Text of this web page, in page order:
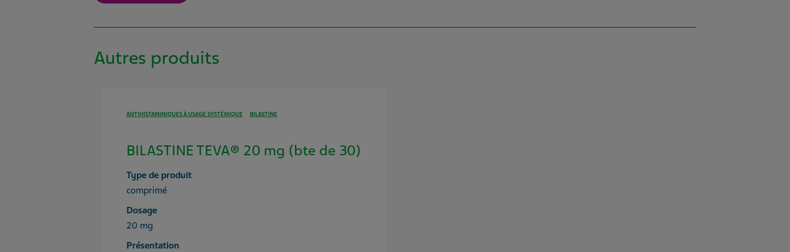
Autres produits
ANTIHISTAMINIQUES À USAGE SYSTÉMIQUE BILASTINE
BILASTINE TEVA® 20 mg (bte de 30)
Type de produit
comprimé
Dosage
20 mg
Présentation